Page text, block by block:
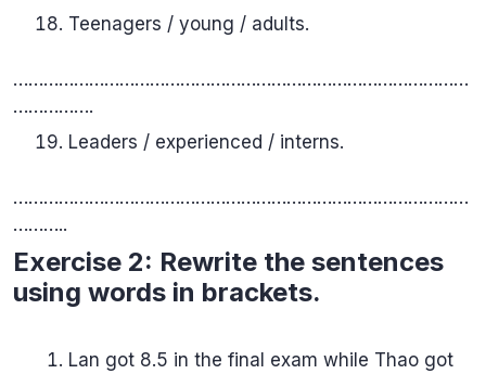
Teenagers / young / adults.
………………………………………………………………………………
…………….
Leaders / experienced / interns.
………………………………………………………………………………
………..
Exercise 2: Rewrite the sentences
using words in brackets.
Lan got 8.5 in the final exam while Thao got